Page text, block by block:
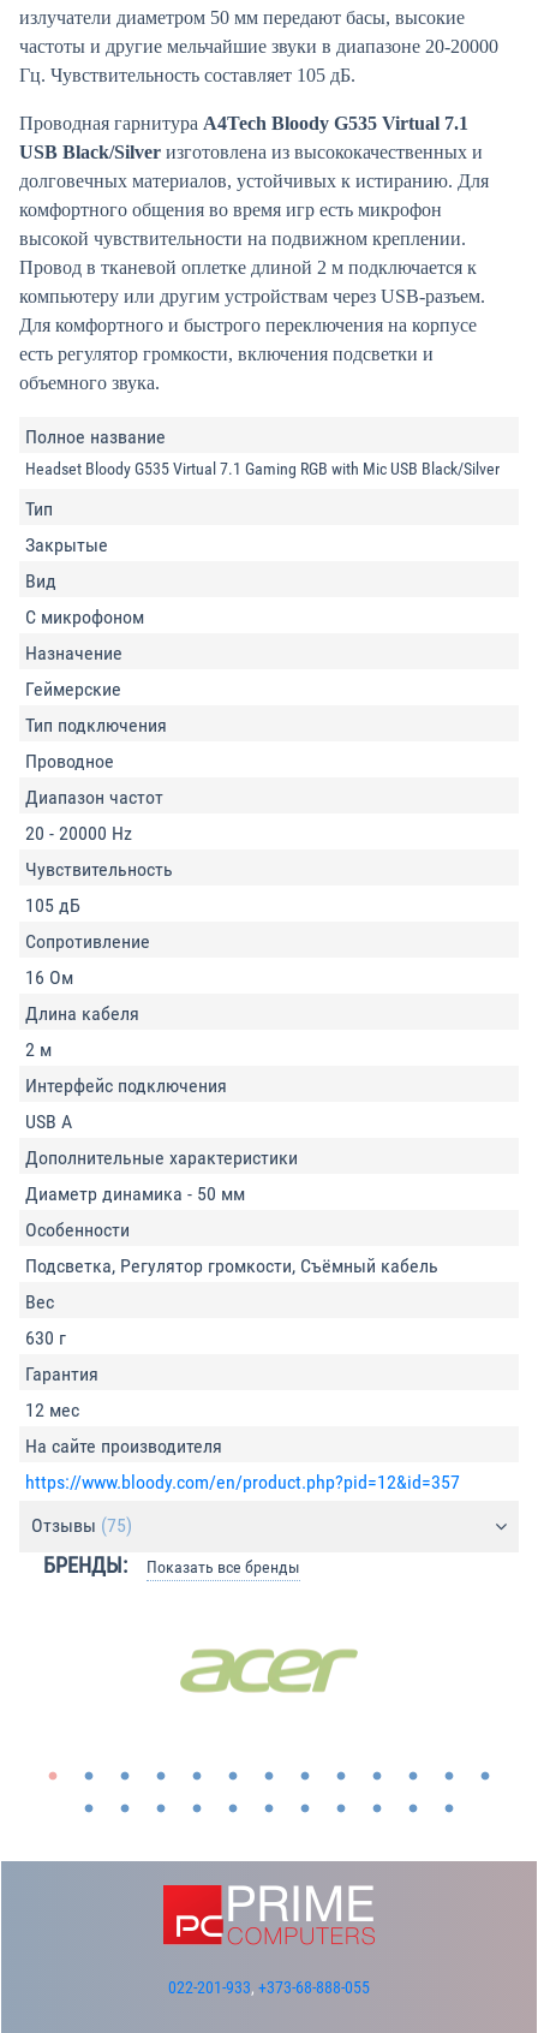
излучатели диаметром 50 мм передают басы, высокие
частоты и другие мельчайшие звуки в диапазоне 20-20000
Гц. Чувствительность составляет 105 дБ.
Проводная гарнитура A4Tech Bloody G535 Virtual 7.1
USB Black/Silver изготовлена из высококачественных и
долговечных материалов, устойчивых к истиранию. Для
комфортного общения во время игр есть микрофон
высокой чувствительности на подвижном креплении.
Провод в тканевой оплетке длиной 2 м подключается к
компьютеру или другим устройствам через USB-разъем.
Для комфортного и быстрого переключения на корпусе
есть регулятор громкости, включения подсветки и
объемного звука.
Полное название
Headset Bloody G535 Virtual 7.1 Gaming RGB with Mic USB Black/Silver
Тип
Закрытые
Вид
С микрофоном
Назначение
Геймерские
Тип подключения
Проводное
Диапазон частот
20 - 20000 Hz
Чувствительность
105 дБ
Сопротивление
16 Ом
Длина кабеля
2 м
Интерфейс подключения
USB A
Дополнительные характеристики
Диаметр динамика - 50 мм
Особенности
Подсветка, Регулятор громкости, Съёмный кабель
Вес
630 г
Гарантия
12 мес
На сайте производителя
https://www.bloody.com/en/product.php?pid=12&id=357
Отзывы (75)
БРЕНДЫ: Показать все бренды
022-201-933, +373-68-888-055